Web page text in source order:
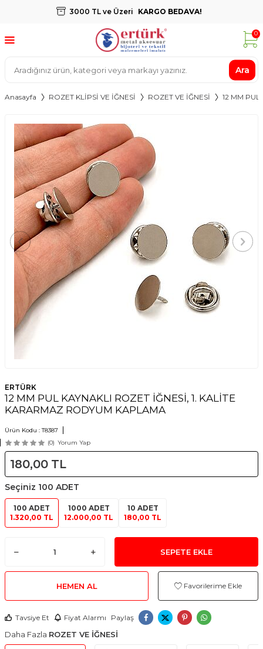
3000 TL ve Üzeri KARGO BEDAVA!
Ara
0
Anasayfa ROZET KLİPSİ VE İĞNESİ ROZET VE İĞNESİ 12 MM PUL
ERTÜRK
12 MM PUL KAYNAKLI ROZET İĞNESİ, 1. KALİTE
KARARMAZ RODYUM KAPLAMA
Ürün Kodu :T8387
(0) Yorum Yap
180,00 TL
Seçiniz 100 ADET
100 ADET
1.320,00 TL
1000 ADET
12.000,00 TL
10 ADET
180,00 TL
SEPETE EKLE
HEMEN AL Favorilerime Ekle
Tavsiye Et Fiyat Alarmı Paylaş
Daha Fazla ROZET VE İĞNESİ